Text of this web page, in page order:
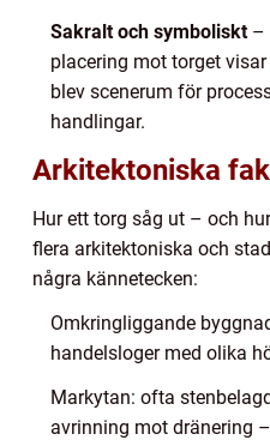
Sakralt och symboliskt–
placering mot torget
blev scenerum för
handlingar.
Arkitektoniska
Hur ett torg såg ut – och
flera arkitektoniska och
några kännetecken:
Omkringliggande
handelsloger med olika
Markytan: ofta
avrinning mot dränering